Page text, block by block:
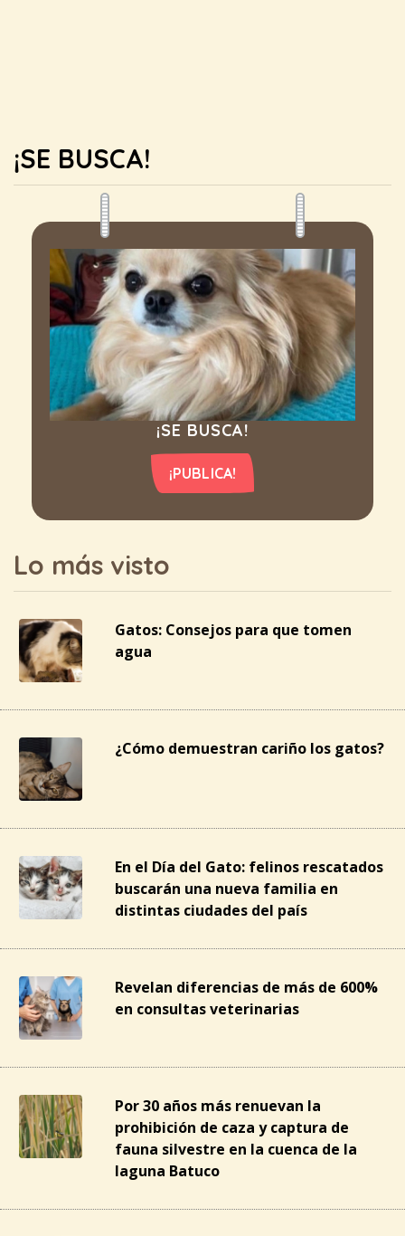
¡SE BUSCA!
¡SE BUSCA!
¡PUBLICA!
Lo más visto
Gatos: Consejos para que tomen
agua
¿Cómo demuestran cariño los gatos?
En el Día del Gato: felinos rescatados
buscarán una nueva familia en
distintas ciudades del país
Revelan diferencias de más de 600%
en consultas veterinarias
Por 30 años más renuevan la
prohibición de caza y captura de
fauna silvestre en la cuenca de la
laguna Batuco